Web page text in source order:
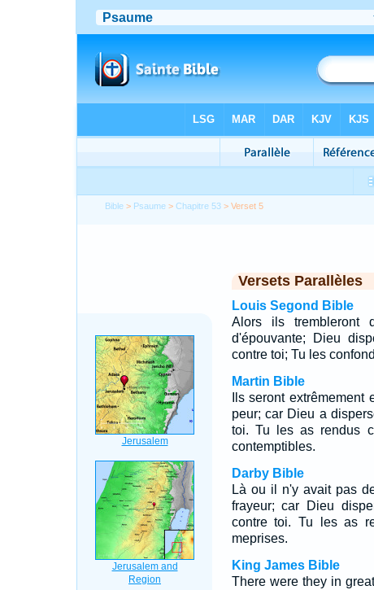
Bible > Psaume >Chapitre 53 > Verset 5
Versets Parallèles
Louis Segond Bible
Alors ils trembleront
d'épouvante; Dieu
contre toi; Tu les
Martin Bible
Ils seront
peur; car Dieu a
toi. Tu les as rendus
contemptibles.
Darby Bible
Là ou il n'y avait pas
frayeur; car Dieu
contre toi. Tu les as
meprises.
King James Bible
There were they in